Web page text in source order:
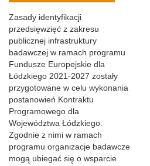
Zasady identyfikacji
przedsięwzięć z zakresu
publicznej infrastruktury
badawczej w ramach programu
Fundusze Europejskie dla
Łódzkiego 2021-2027 zostały
przygotowane w celu wykonania
postanowień Kontraktu
Programowego dla
Województwa Łódzkiego.
Zgodnie z nimi w ramach
programu organizacje badawcze
mogą ubiegać się o wsparcie